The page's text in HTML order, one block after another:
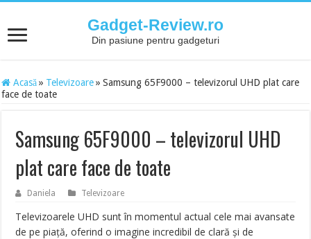
Gadget-Review.ro
Din pasiune pentru gadgeturi
Acasă » Televizoare » Samsung 65F9000 – televizorul UHD plat care
face de toate
Samsung 65F9000 – televizorul UHD
plat care face de toate
Daniela Televizoare
Televizoarele UHD sunt în momentul actual cele mai avansate
de pe piață, oferind o imagine incredibil de clară și de